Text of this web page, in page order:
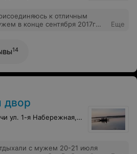
к отличным
в конце сентября 2017г
воздух чистейший. Олег
Спасибо. Ждем следующего
Еще
14
двор
Быховский р-н д. Чечевичи ул. 1-я Набережная, 45
с мужем 20-21 июля